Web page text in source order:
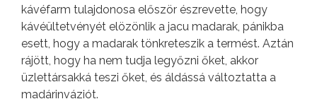
kávéfarm tulajdonosa először észrevette, hogy
kávéültetvényét elözönlik a jacu madarak, pánikba
esett, hogy a madarak tönkreteszik a termést. Aztán
rájött, hogy ha nem tudja legyőzni őket, akkor
üzlettársakká teszi őket, és áldássá változtatta a
madárinváziót.